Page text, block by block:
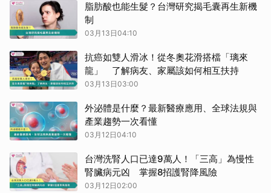
脂肪酸也能生髮？台灣研究揭毛囊再生新機
制
03月13日04:10
抗癌如雙人滑冰！從冬奧花滑搭檔「璃來
龍」 了解病友、家屬該如何相互扶持
03月13日03:00
外泌體是什麼？最新醫療應用、全球法規與
產業趨勢一次看懂
03月12日04:10
台灣洗腎人口已達9萬人！「三高」為慢性
腎臟病元凶 掌握8招護腎降風險
03月12日02:00